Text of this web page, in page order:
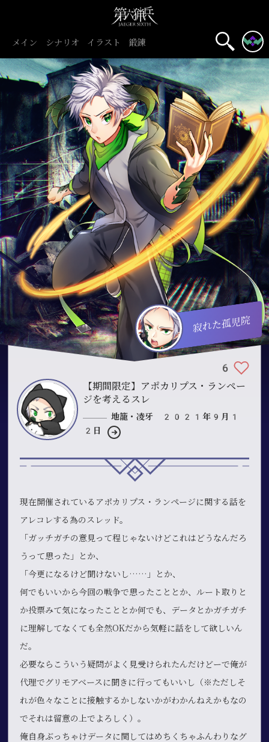
メイン シナリオ イラスト 鍛錬
寂れた孤児院
6
【期間限定】アポカリプス・ランペー
ジを考えるスレ
地籠・凌牙 2021年9月1
2日
現在開催されているアポカリプス・ランページに関する話を
アレコレする為のスレッド。
「ガッチガチの意見って程じゃないけどこれはどうなんだろ
うって思った」とか、
「今更になるけど聞けないし……」とか、
何でもいいから今回の戦争で思ったこととか、ルート取りと
か投票みて気になったこととか何でも、データとかガチガチ
に理解してなくても全然OKだから気軽に話をして欲しいん
だ。
必要ならこういう疑問がよく見受けられたんだけどーで俺が
代理でグリモアベースに聞きに行ってもいいし（※ただしそ
れが色々なことに接触するかしないかがわかんねえかもなの
でそれは留意の上でよろしく）。
俺自身ぶっちゃけデータに関してはめちくちゃふんわりなグ